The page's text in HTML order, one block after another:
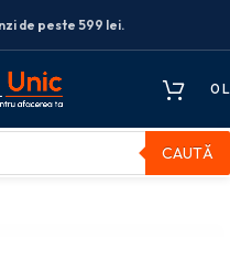
de peste 599 lei.
0
CAUTĂ
HYPE TWAIN VIOLET WALKER